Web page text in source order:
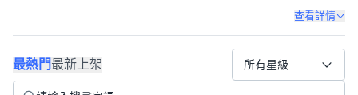
查看詳情
最熱門最新上架 所有星級